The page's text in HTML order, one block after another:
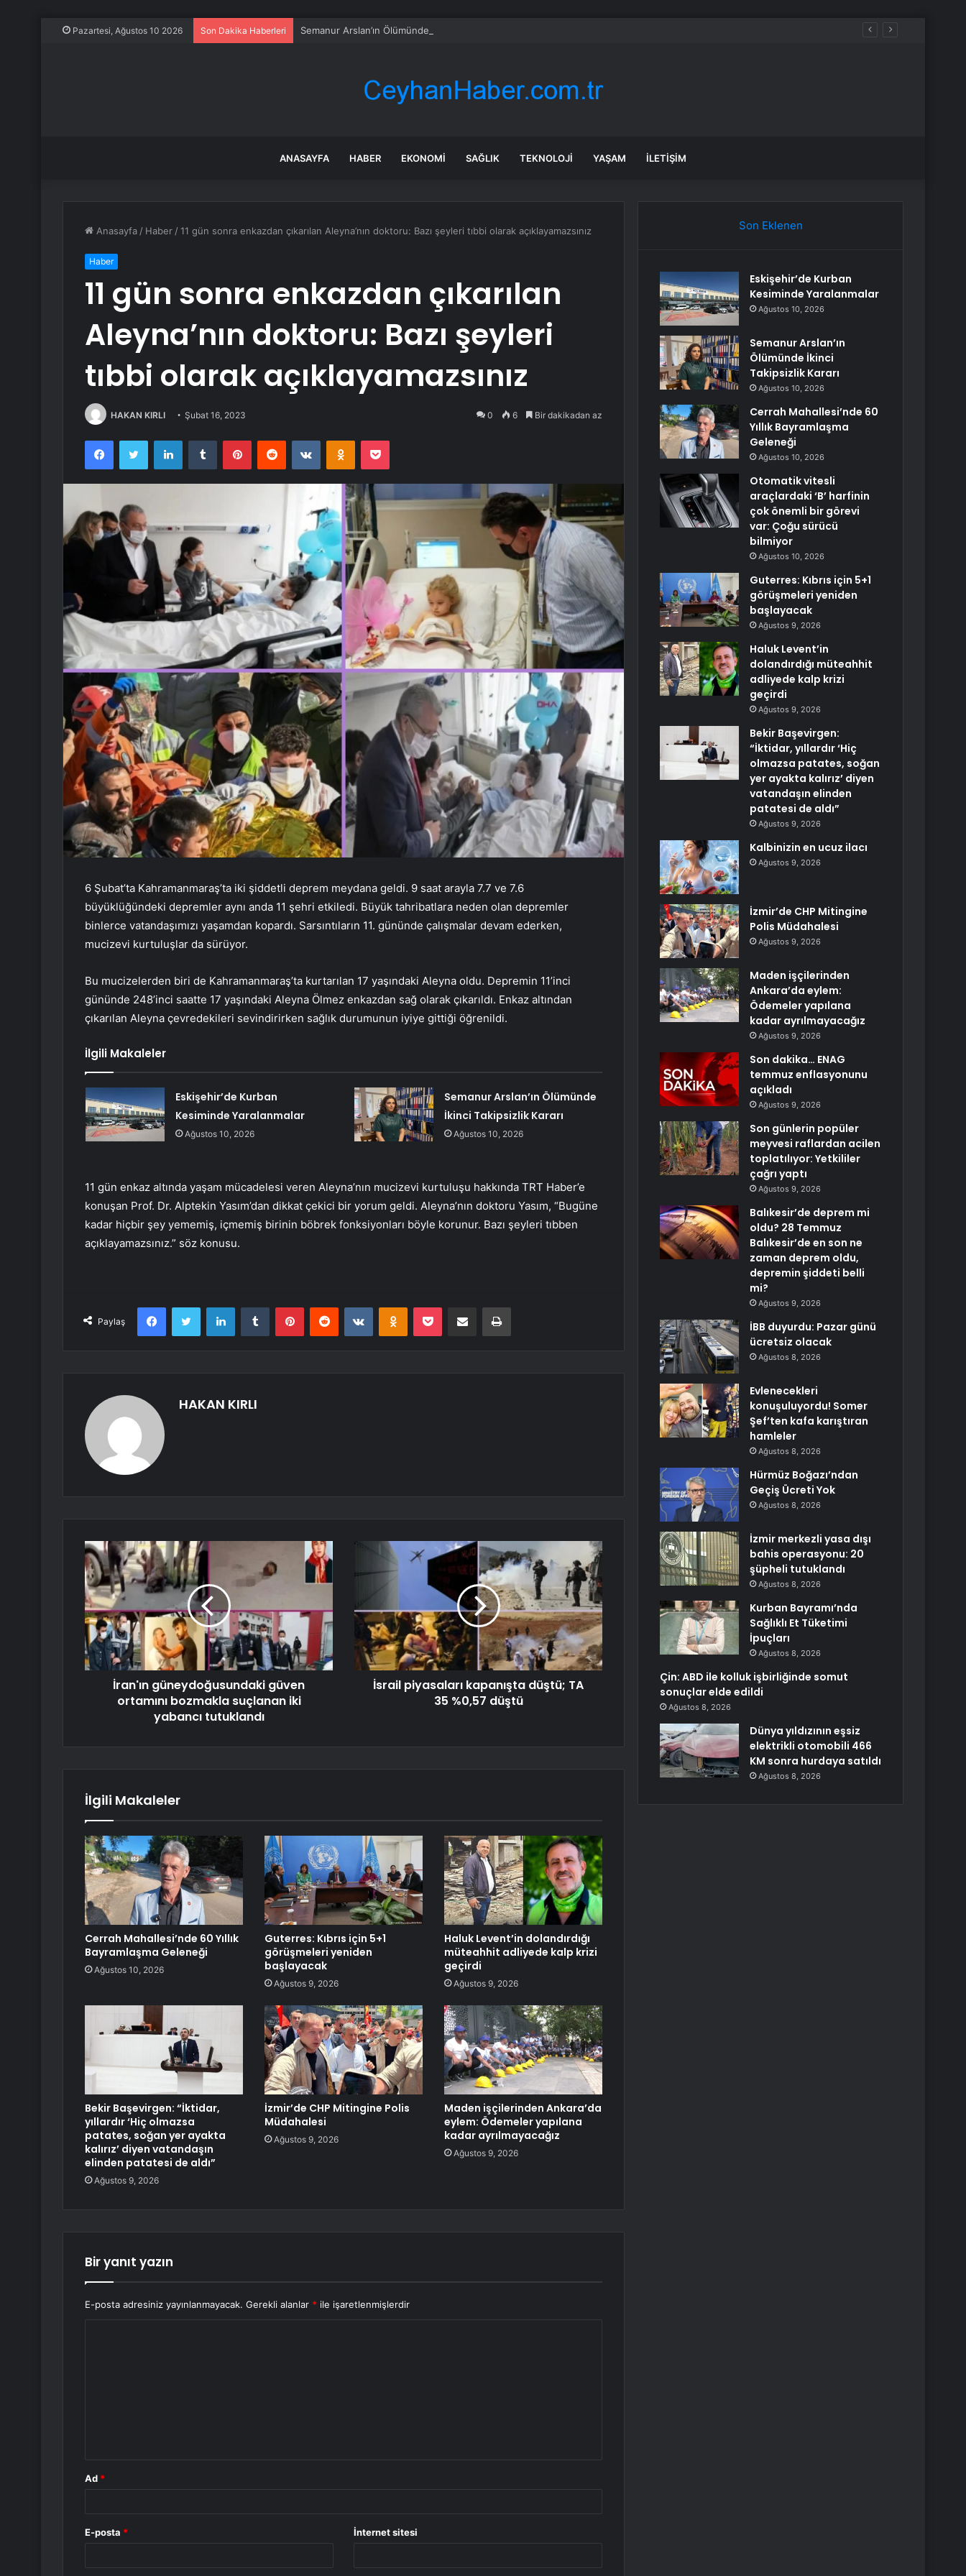
Pazartesi, Ağustos 10 2026 Son Dakika Haberleri Semanur Arslan’ın Ölümünde İkinci Takipsizlik Kararı
ANASAYFA HABER EKONOMI SAĞLIK TEKNOLOJI YAŞAM İLETIŞIM
Anasayfa / Haber /11 gün sonra enkazdan çıkarılan Aleyna’nın doktoru: Bazı şeyleri tıbbi olarak açıklayamazsınız
Haber
11 gün sonra enkazdan çıkarılan
Aleyna’nın doktoru: Bazı şeyleri
tıbbi olarak açıklayamazsınız
HAKAN KIRLI Şubat 16, 2023 0 6 Bir dakikadan az
FacebookTwitter LinkedInTumblr PinterestReddit VKontakteOdnoklassniki
Pocket
6 Şubat’ta Kahramanmaraş’ta iki şiddetli deprem meydana geldi. 9 saat arayla 7.7 ve 7.6
büyüklüğündeki depremler aynı anda 11 şehri etkiledi. Büyük tahribatlara neden olan depremler
binlerce vatandaşımızı yaşamdan kopardı. Sarsıntıların 11. gününde çalışmalar devam ederken,
mucizevi kurtuluşlar da sürüyor.
Bu mucizelerden biri de Kahramanmaraş’ta kurtarılan 17 yaşındaki Aleyna oldu. Depremin 11’inci
gününde 248’inci saatte 17 yaşındaki Aleyna Ölmez enkazdan sağ olarak çıkarıldı. Enkaz altından
çıkarılan Aleyna çevredekileri sevindirirken sağlık durumunun iyiye gittiği öğrenildi.
İlgili Makaleler
Eskişehir’de Kurban
Kesiminde Yaralanmalar
Ağustos 10, 2026
Semanur Arslan’ın Ölümünde
İkinci Takipsizlik Kararı
Ağustos 10, 2026
11 gün enkaz altında yaşam mücadelesi veren Aleyna’nın mucizevi kurtuluşu hakkında TRT Haber’e
konuşan Prof. Dr. Alptekin Yasım’dan dikkat çekici bir yorum geldi. Aleyna’nın doktoru Yasım, “Bugüne
kadar hiçbir şey yememiş, içmemiş birinin böbrek fonksiyonları böyle korunur. Bazı şeyleri tıbben
açıklayamazsınız.” söz konusu.
Paylaş
FacebookTwitter LinkedInTumblr PinterestReddit VKontakteOdnoklassniki
Pocket E-Posta ile paylaş Yazdır
HAKAN KIRLI
İran'ın güneydoğusundaki güven
ortamını bozmakla suçlanan iki
yabancı tutuklandı
İsrail piyasaları kapanışta düştü; TA
35 %0,57 düştü
İlgili Makaleler
Cerrah Mahallesi’nde 60 Yıllık
Bayramlaşma Geleneği
Ağustos 10, 2026
Guterres: Kıbrıs için 5+1
görüşmeleri yeniden
başlayacak
Ağustos 9, 2026
Haluk Levent’in dolandırdığı
müteahhit adliyede kalp krizi
geçirdi
Ağustos 9, 2026
Bekir Başevirgen: “İktidar,
yıllardır ‘Hiç olmazsa
patates, soğan yer ayakta
kalırız’ diyen vatandaşın
elinden patatesi de aldı”
Ağustos 9, 2026
İzmir’de CHP Mitingine Polis
Müdahalesi
Ağustos 9, 2026
Maden işçilerinden Ankara’da
eylem: Ödemeler yapılana
kadar ayrılmayacağız
Ağustos 9, 2026
Bir yanıt yazın
E-posta adresiniz yayınlanmayacak. Gerekli alanlar * ile işaretlenmişlerdir
Ad *
E-posta * İnternet sitesi
Son Eklenen
Eskişehir’de Kurban
Kesiminde Yaralanmalar
Ağustos 10, 2026
Semanur Arslan’ın
Ölümünde İkinci
Takipsizlik Kararı
Ağustos 10, 2026
Cerrah Mahallesi’nde 60
Yıllık Bayramlaşma
Geleneği
Ağustos 10, 2026
Otomatik vitesli
araçlardaki ‘B’ harfinin
çok önemli bir görevi
var: Çoğu sürücü
bilmiyor
Ağustos 10, 2026
Guterres: Kıbrıs için 5+1
görüşmeleri yeniden
başlayacak
Ağustos 9, 2026
Haluk Levent’in
dolandırdığı müteahhit
adliyede kalp krizi
geçirdi
Ağustos 9, 2026
Bekir Başevirgen:
“İktidar, yıllardır ‘Hiç
olmazsa patates, soğan
yer ayakta kalırız’ diyen
vatandaşın elinden
patatesi de aldı”
Ağustos 9, 2026
Kalbinizin en ucuz ilacı
Ağustos 9, 2026
İzmir’de CHP Mitingine
Polis Müdahalesi
Ağustos 9, 2026
Maden işçilerinden
Ankara’da eylem:
Ödemeler yapılana
kadar ayrılmayacağız
Ağustos 9, 2026
Son dakika… ENAG
temmuz enflasyonunu
açıkladı
Ağustos 9, 2026
Son günlerin popüler
meyvesi raflardan acilen
toplatılıyor: Yetkililer
çağrı yaptı
Ağustos 9, 2026
Balıkesir’de deprem mi
oldu? 28 Temmuz
Balıkesir’de en son ne
zaman deprem oldu,
depremin şiddeti belli
mi?
Ağustos 9, 2026
İBB duyurdu: Pazar günü
ücretsiz olacak
Ağustos 8, 2026
Evlenecekleri
konuşuluyordu! Somer
Şef’ten kafa karıştıran
hamleler
Ağustos 8, 2026
Hürmüz Boğazı’ndan
Geçiş Ücreti Yok
Ağustos 8, 2026
İzmir merkezli yasa dışı
bahis operasyonu: 20
şüpheli tutuklandı
Ağustos 8, 2026
Kurban Bayramı’nda
Sağlıklı Et Tüketimi
İpuçları
Ağustos 8, 2026
Çin: ABD ile kolluk işbirliğinde somut
sonuçlar elde edildi
Ağustos 8, 2026
Dünya yıldızının eşsiz
elektrikli otomobili 466
KM sonra hurdaya satıldı
Ağustos 8, 2026